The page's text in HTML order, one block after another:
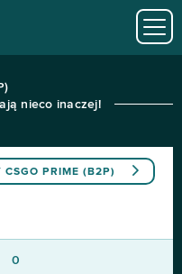
nieco inaczej!
CSGO PRIME (B2P)
0